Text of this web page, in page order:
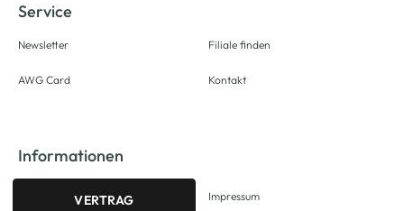
Service
Newsletter
AWG Card
Filiale finden
Kontakt
Informationen
VERTRAG
Impressum